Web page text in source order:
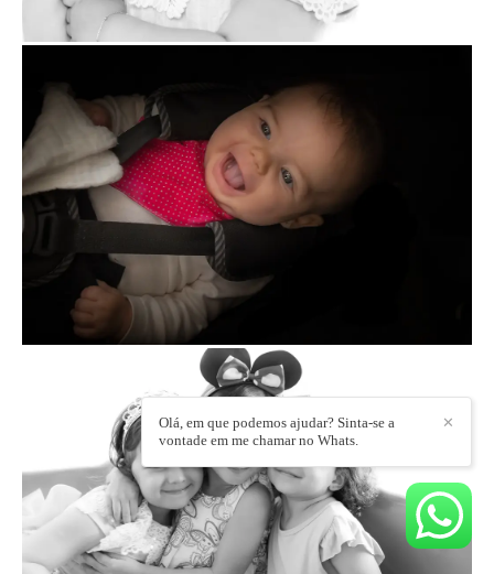
✕
Olá, em que podemos ajudar? Sinta-se a
vontade em me chamar no Whats.